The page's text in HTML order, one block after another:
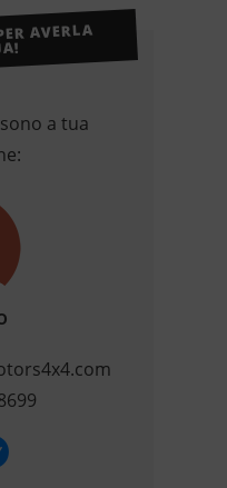
AVERLA
a tua